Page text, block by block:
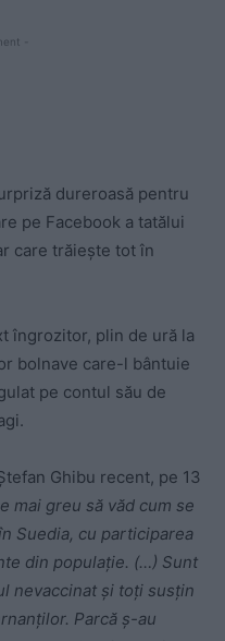
-
dureroasă pentru
pe Facebook a tatălui
care trăiește tot în
îngrozitor, plin de ură la
bolnave care-l bântuie
pe contul său de
Ghibu recent, pe 13
mai greu să văd cum se
Suedia, cu participarea
din populație. (…) Sunt
nevaccinat și toți susțin
Parcă ș-au